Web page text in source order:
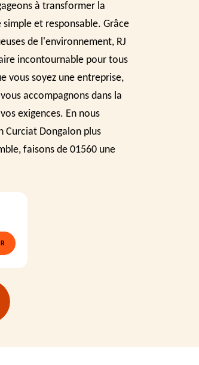
à transformer la
et responsable. Grâce
de l'environnement, RJ
incontournable pour tous
vous soyez une entreprise,
accompagnons dans la
exigences. En nous
Curciat Dongalon plus
faisons de 01560 une